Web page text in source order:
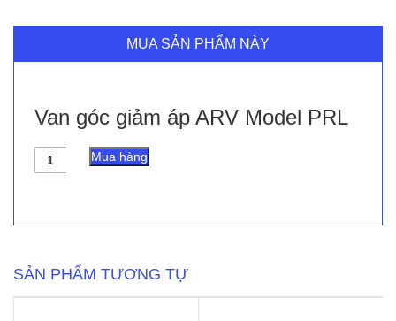
MUA SẢN PHẨM NÀY
Van góc giảm áp ARV Model PRL
Van
góc
lượng
Mua hàng
SẢN PHẨM TƯƠNG TỰ